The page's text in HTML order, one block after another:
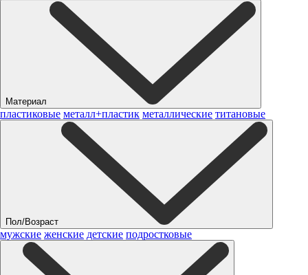
Материал
пластиковые металл+пластик металлические титановые
Пол/Возраст
мужские женские детские подростковые